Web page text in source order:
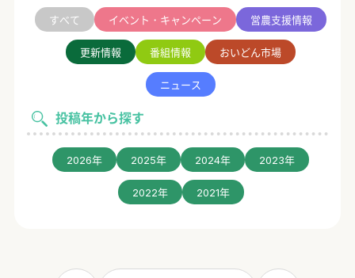
すべて イベント・キャンペーン 営農支援情報
更新情報 番組情報 おいどん市場
ニュース
投稿年から探す
2026年 2025年 2024年 2023年
2022年 2021年